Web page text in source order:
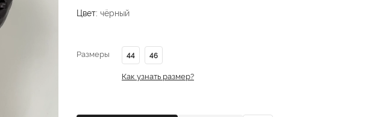
Цвет: чёрный
Размеры 44 46
Как узнать размер?